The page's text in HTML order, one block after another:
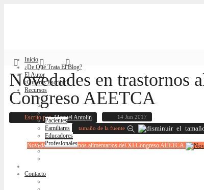
Inicio
¿De Qué Trata El Blog?
El Autor
¿Quieres Escribir?
Recursos
Pacientes
Familiares
Educadores
Profesionales
Contacto
Novedades en trastornos
Congreso AEETCA
Escrito por Manuel Antolín
14 Jun 2017
tamaño de la fuente
Novedades en trastornos alimentarios del XI Congreso AEETCA